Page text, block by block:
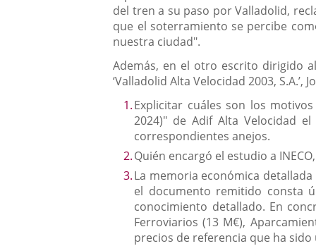
del tren a su paso por Valladolid,
que el soterramiento se percibe
nuestra ciudad".
Además, en el otro escrito dirigido
‘Valladolid Alta Velocidad 2003,
Explicitar cuáles son los
2024)" de Adif Alta Velocidad
correspondientes anejos.
Quién encargó el estudio a
La memoria económica
el documento remitido consta
conocimiento detallado. En
Ferroviarios (13 M€),
precios de referencia que ha